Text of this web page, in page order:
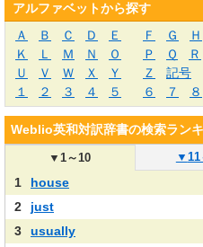
アルファベットから探す
Ａ
Ｂ Ｃ Ｄ Ｅ Ｆ Ｇ Ｈ
Ｋ
Ｌ Ｍ Ｎ Ｏ Ｐ Ｑ Ｒ
Ｕ
Ｖ Ｗ Ｘ Ｙ Ｚ
記号
１
２ ３ ４ ５ ６ ７ ８
Weblio英和対訳辞書の検索ラン
▼1～10 ▼ 11
1
house
2
just
3
usually